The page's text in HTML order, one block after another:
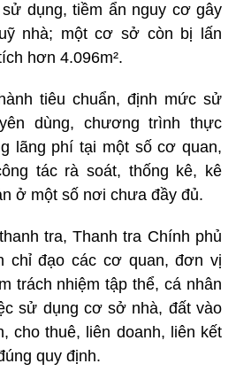
dụng, tiềm ẩn nguy cơ gây
nhà; một cơ sở còn bị lấn
hơn 4.096m².
tiêu chuẩn, định mức sử
dùng, chương trình thực
lãng phí tại một số cơ quan,
tác rà soát, thống kê, kê
ở một số nơi chưa đầy đủ.
tra, Thanh tra Chính phủ
chỉ đạo các cơ quan, đơn vị
trách nhiệm tập thể, cá nhân
sử dụng cơ sở nhà, đất vào
cho thuê, liên doanh, liên kết
quy định.